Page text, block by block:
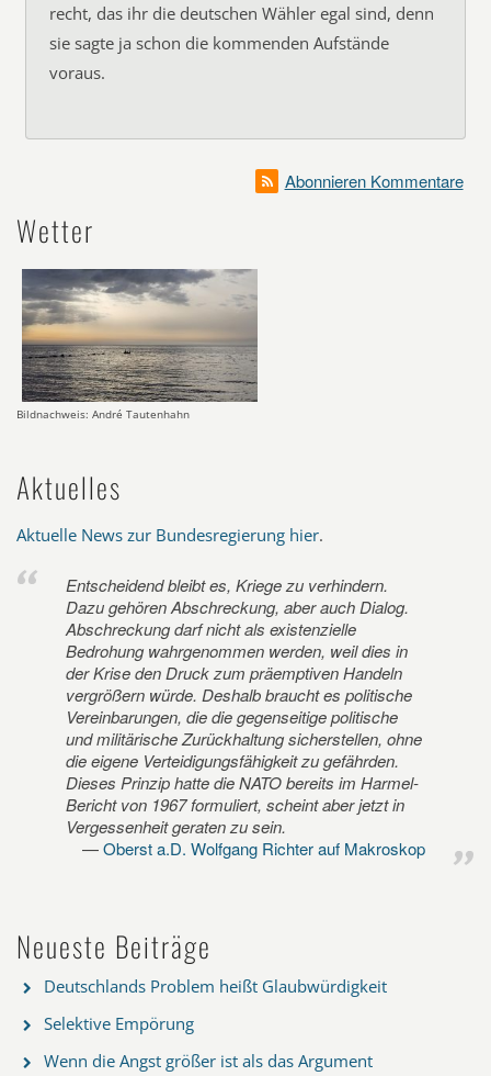
recht, das ihr die deutschen Wähler egal sind, denn
sie sagte ja schon die kommenden Aufstände
voraus.
Abonnieren Kommentare
Wetter
Bildnachweis: André Tautenhahn
Aktuelles
Aktuelle News zur Bundesregierung hier.
Entscheidend bleibt es, Kriege zu verhindern.
Dazu gehören Abschreckung, aber auch Dialog.
Abschreckung darf nicht als existenzielle
Bedrohung wahrgenommen werden, weil dies in
der Krise den Druck zum präemptiven Handeln
vergrößern würde. Deshalb braucht es politische
Vereinbarungen, die die gegenseitige politische
und militärische Zurückhaltung sicherstellen, ohne
die eigene Verteidigungsfähigkeit zu gefährden.
Dieses Prinzip hatte die NATO bereits im Harmel-
Bericht von 1967 formuliert, scheint aber jetzt in
Vergessenheit geraten zu sein.
Oberst a.D. Wolfgang Richter auf Makroskop
Neueste Beiträge
Deutschlands Problem heißt Glaubwürdigkeit
Selektive Empörung
Wenn die Angst größer ist als das Argument